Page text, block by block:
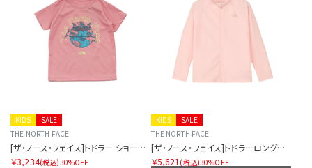
SALE
KIDS
THE NORTH FACE
[ザ・ノース・フェイス]トドラー ショートスリーブルミナスグラフィックティー
￥3,234(税込)30%OFF
SALE
KIDS
THE NORTH FACE
[ザ・ノース・フェイス]トドラーロングスリーブサンシェードフルジップジャケット
￥5,621 (税込)30%OFF